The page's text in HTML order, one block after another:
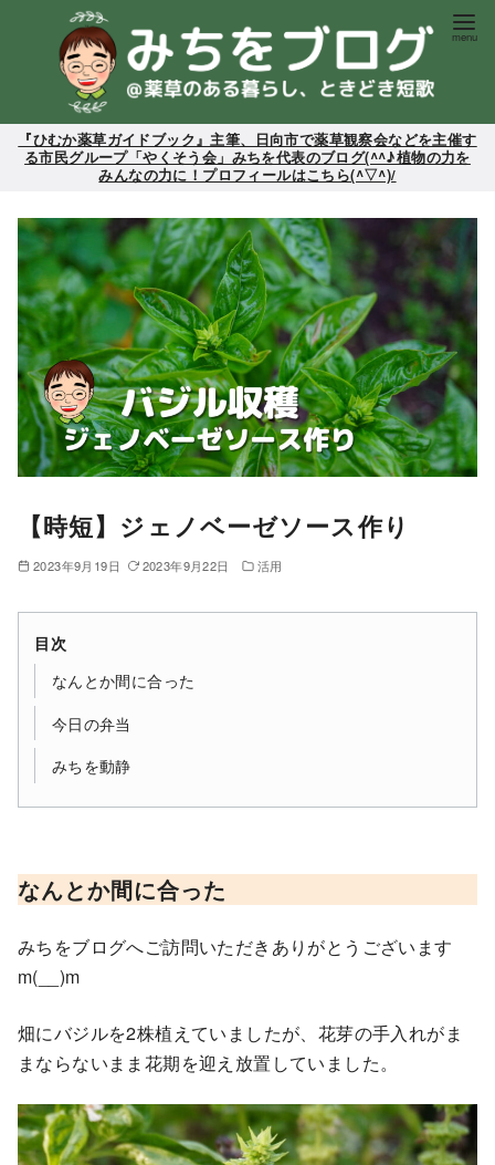
『ひむか薬草ガイドブック』主筆、日向市で薬草観察会などを主催す
る市民グループ「やくそう会」みちを代表のブログ(^^♪植物の力を
みんなの力に！プロフィールはこちら(^▽^)/
【時短】ジェノベーゼソース作り
2023年9月19日 2023年9月22日 活用
目次
なんとか間に合った
今日の弁当
みちを動静
なんとか間に合った
みちをブログへご訪問いただきありがとうございます
m(__)m
畑にバジルを2株植えていましたが、花芽の手入れがま
まならないまま花期を迎え放置していました。